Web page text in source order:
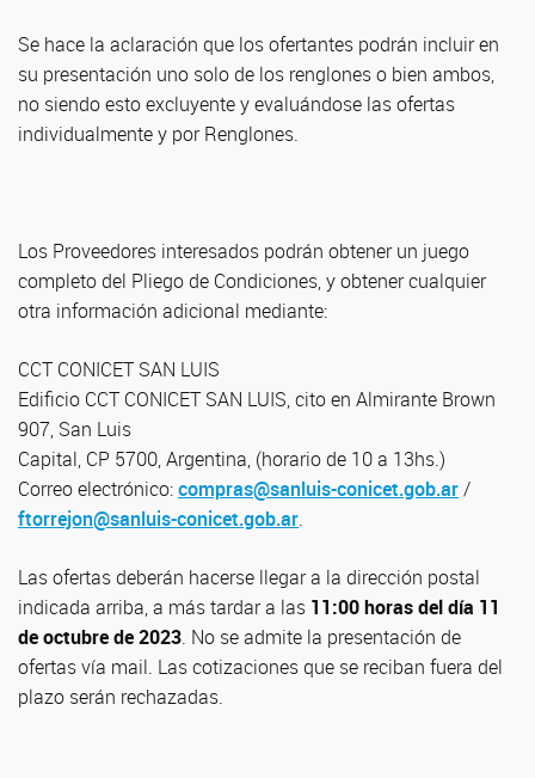
Se hace la aclaración que los ofertantes podrán incluir en
su presentación uno solo de los renglones o bien ambos,
no siendo esto excluyente y evaluándose las ofertas
individualmente y por Renglones.
Los Proveedores interesados podrán obtener un juego
completo del Pliego de Condiciones, y obtener cualquier
otra información adicional mediante:
CCT CONICET SAN LUIS
Edificio CCT CONICET SAN LUIS, cito en Almirante Brown
907, San Luis
Capital, CP 5700, Argentina, (horario de 10 a 13hs.)
Correo electrónico:compras@sanluis-conicet.gob.ar/
ftorrejon@sanluis-conicet.gob.ar.
Las ofertas deberán hacerse llegar a la dirección postal
indicada arriba, a más tardar a las 11:00 horas del día 11
de octubre de 2023. No se admite la presentación de
ofertas vía mail. Las cotizaciones que se reciban fuera del
plazo serán rechazadas.